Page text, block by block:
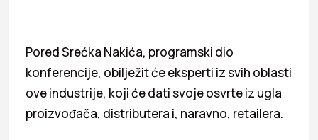
Pored Srećka Nakića, programski dio
konferencije, obilježit će eksperti iz svih oblasti
ove industrije, koji će dati svoje osvrte iz ugla
proizvođača, distributera i, naravno, retailera.